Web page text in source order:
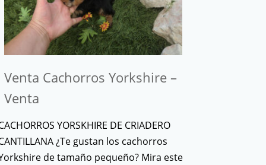
Venta Cachorros Yorkshire –
Venta
YORSKHIRE DE CRIADERO
¿Te gustan los cachorros
de tamaño pequeño? Mira este